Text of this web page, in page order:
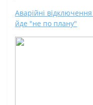
Аварійні
йде "не по плану"